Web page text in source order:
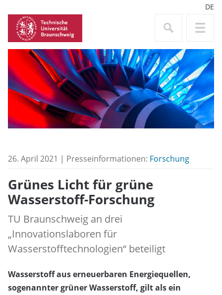
DE
26. April 2021 | Presseinformationen: Forschung
Grünes Licht für grüne
Wasserstoff-Forschung
TU Braunschweig an drei
„Innovationslaboren für
Wasserstofftechnologien“ beteiligt
Wasserstoff aus erneuerbaren Energiequellen,
sogenannter grüner Wasserstoff, gilt als ein